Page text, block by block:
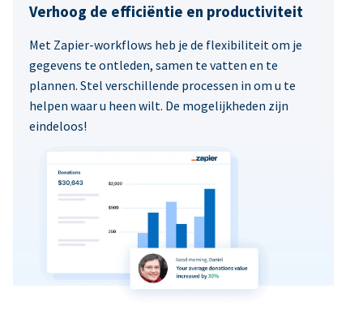
Verhoog de efficiëntie en productiviteit
Met Zapier-workflows heb je de flexibiliteit om je
gegevens te ontleden, samen te vatten en te
plannen. Stel verschillende processen in om u te
helpen waar u heen wilt. De mogelijkheden zijn
eindeloos!